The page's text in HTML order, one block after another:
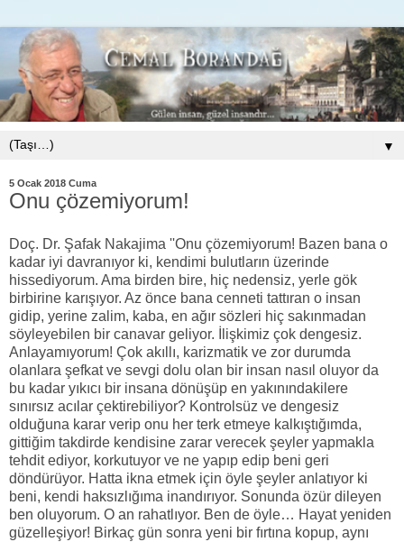
▼
5 Ocak 2018 Cuma
Onu çözemiyorum!
Doç. Dr. Şafak Nakajima ''Onu çözemiyorum! Bazen bana o
kadar iyi davranıyor ki, kendimi bulutların üzerinde
hissediyorum. Ama birden bire, hiç nedensiz, yerle gök
birbirine karışıyor. Az önce bana cenneti tattıran o insan
gidip, yerine zalim, kaba, en ağır sözleri hiç sakınmadan
söyleyebilen bir canavar geliyor. İlişkimiz çok dengesiz.
Anlayamıyorum! Çok akıllı, karizmatik ve zor durumda
olanlara şefkat ve sevgi dolu olan bir insan nasıl oluyor da
bu kadar yıkıcı bir insana dönüşüp en yakınındakilere
sınırsız acılar çektirebiliyor? Kontrolsüz ve dengesiz
olduğuna karar verip onu her terk etmeye kalkıştığımda,
gittiğim takdirde kendisine zarar verecek şeyler yapmakla
tehdit ediyor, korkutuyor ve ne yapıp edip beni geri
döndürüyor. Hatta ikna etmek için öyle şeyler anlatıyor ki
beni, kendi haksızlığıma inandırıyor. Sonunda özür dileyen
ben oluyorum. O an rahatlıyor. Ben de öyle… Hayat yeniden
güzelleşiyor! Birkaç gün sonra yeni bir fırtına kopup, aynı